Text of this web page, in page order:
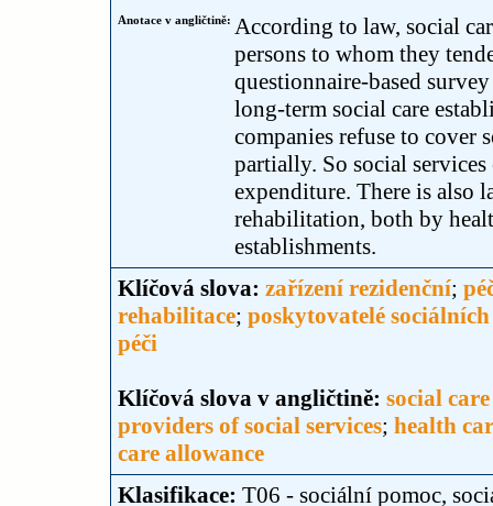
Anotace v angličtině: According to law, social
persons to whom they
questionnaire-based
long-term social care
companies refuse to cover
partially. So social
expenditure. There is also
rehabilitation, both by
establishments.
Klíčová slova: zařízení rezidenční;
rehabilitace; poskytovatelé sociálních
péči
Klíčová slova v angličtině: social
providers of social services; health
care allowance
Klasifikace: T06 - sociální pomoc,